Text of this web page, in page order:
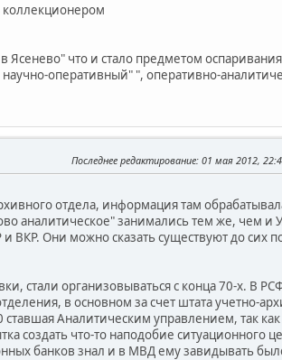
коллекционером
что и стало предметом
оперативный" ", оперативно-
Последнее редактирование: 01 мая 2012,
отдела, информация там
аналитическое" занимались тем же, чем и
ВКР. Они можно сказать существуют до сих
стали организовываться с конца 70-х. В
в основном за счет штата учетно-
Аналитическим управлением, так как
создать что-то наподобие ситуационного
банков знал и в МВД ему завидывать